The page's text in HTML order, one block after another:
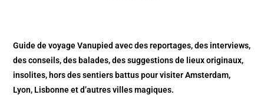
Guide de voyage Vanupied avec des reportages, des interviews,
des conseils, des balades, des suggestions de lieux originaux,
insolites, hors des sentiers battus pour visiter Amsterdam,
Lyon, Lisbonne et d’autres villes magiques.